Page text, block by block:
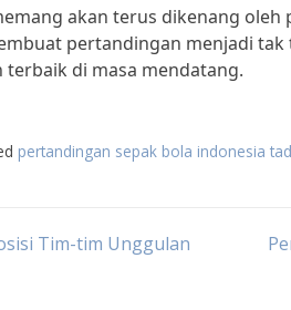
akan terus dikenang
pertandingan menjadi
di masa mendatang.
pertandingan sepak bola indonesia
Tim-tim Unggulan